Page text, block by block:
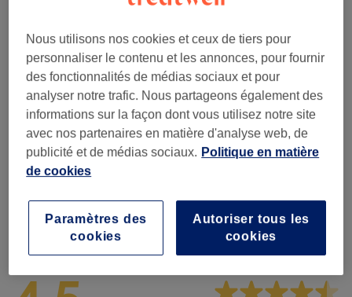
Homme - Coupe De Cheveux Et
Barbier
)
à partir de 7 €
Enfant - Coupe De Cheveux Et
Coiffure (6 )
à partir de 15 €
Coloration Et Mèches
Avis sur l'établissement
Nous utilisons nos cookies et ceux de tiers pour
personnaliser le contenu et les annonces, pour fournir
des fonctionnalités de médias sociaux et pour
analyser notre trafic. Nous partageons également des
informations sur la façon dont vous utilisez notre site
avec nos partenaires en matière d'analyse web, de
publicité et de médias sociaux. Politique en matière
de cookies
Autoriser tous les
cookies
Paramètres des
cookies